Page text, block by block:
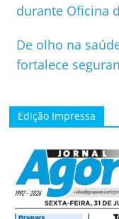
durante Oficina
De olho na
fortalece
Edição Impressa